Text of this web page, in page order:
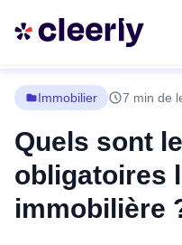
Immobilier 7 min de
Quels sont
obligatoires
immobilière